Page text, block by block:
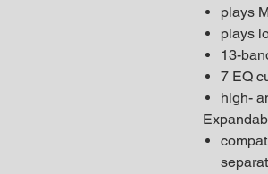
plays
plays
13-
7 EQ
high-